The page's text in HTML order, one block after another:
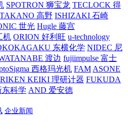
SPOTRON 狮宝龙 TECLOCK 得
TAKANO 高野 ISHIZAKI 石崎
世光 Hugle 藤宫
机 ORION 好利旺 u-technology
东横化学 NIDEC 尼
渡边 fujiimpulse 富士
西格玛光机 FAM ASONE
RIKEN KEIKI 理研计器 FUKUDA
科学 AND 爱安德
企业新闻